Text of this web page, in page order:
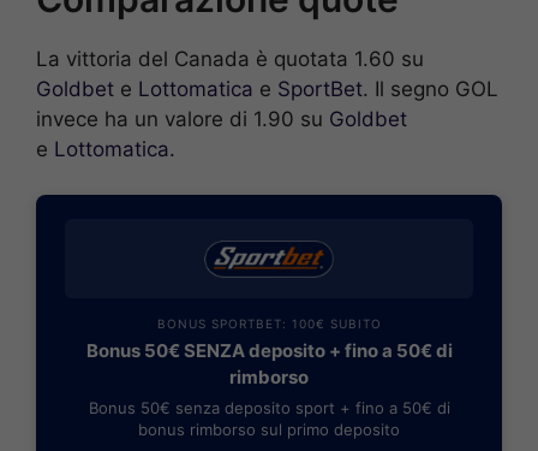
La vittoria del Canada è quotata 1.60 su
Goldbet e Lottomatica e SportBet. Il segno GOL
invece ha un valore di 1.90 su Goldbet
e Lottomatica.
BONUS SPORTBET: 100€ SUBITO
Bonus 50€ SENZA deposito + fino a 50€ di
rimborso
Bonus 50€ senza deposito sport + fino a 50€ di
bonus rimborso sul primo deposito